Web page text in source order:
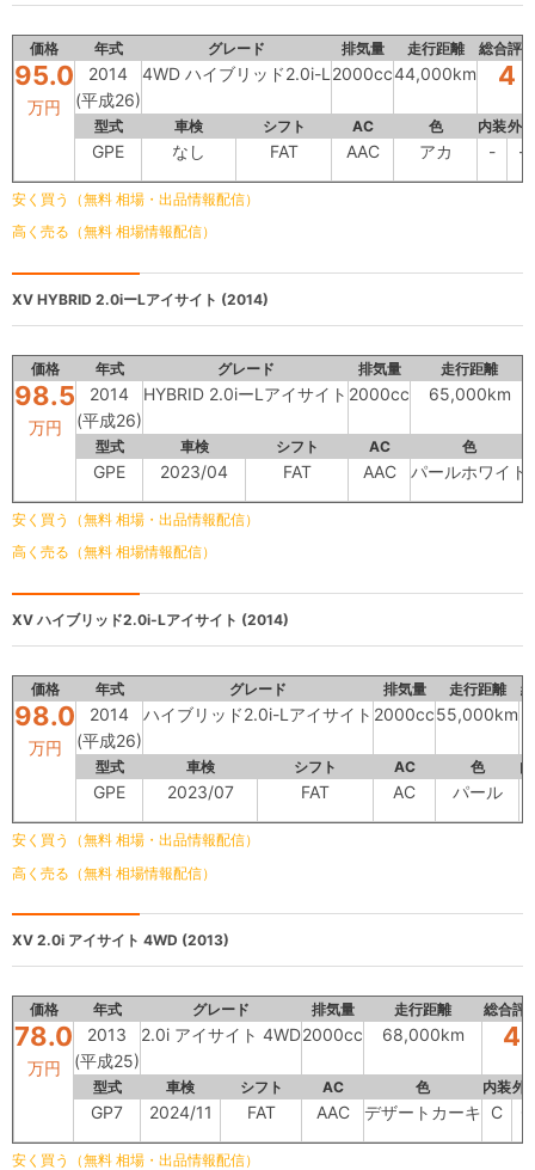
価格 年式 グレード 排気量 走行距離 総合評価
95.0
万円
2014
(平成26)
4WD ハイブリッド2.0i-L 2000cc44,000km 4
型式 車検 シフト AC 色 内装外装
GPE なし FAT AAC アカ - -
安く買う（無料 相場・出品情報配信）
高く売る（無料 相場情報配信）
XV HYBRID 2.0iーLアイサイト (2014)
価格 年式 グレード 排気量 走行距離
98.5
万円
2014
(平成26)
HYBRID 2.0iーLアイサイト 2000cc 65,000km
型式 車検 シフト AC 色
GPE 2023/04 FAT AAC パールホワイト
安く買う（無料 相場・出品情報配信）
高く売る（無料 相場情報配信）
XV ハイブリッド2.0i-Lアイサイト (2014)
価格 年式 グレード 排気量 走行距離
98.0
万円
2014
(平成26)
ハイブリッド2.0i-Lアイサイト 2000cc55,000km
型式 車検 シフト AC 色
GPE 2023/07 FAT AC パール
安く買う（無料 相場・出品情報配信）
高く売る（無料 相場情報配信）
XV 2.0i アイサイト 4WD (2013)
価格 年式 グレード 排気量 走行距離 総合評
78.0
万円
2013
(平成25)
2.0i アイサイト 4WD2000cc 68,000km 4
型式 車検 シフト AC 色 内装外
GP7 2024/11 FAT AAC デザートカーキ C
安く買う（無料 相場・出品情報配信）